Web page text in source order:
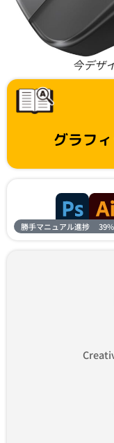
今デザ
グラフ
勝手マニュアル進捗 39%